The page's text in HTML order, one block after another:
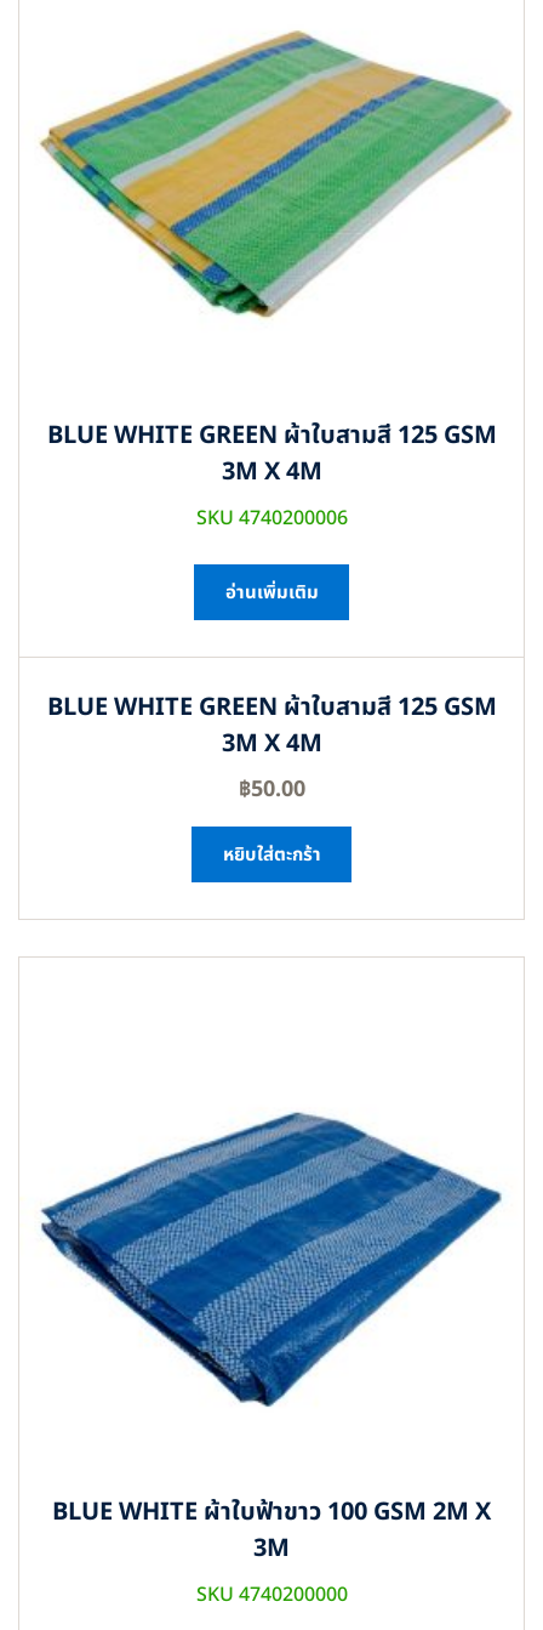
BLUE WHITE GREEN ผ้าใบสามสี 125 GSM
3M X 4M
SKU 4740200006
อ่านเพิ่มเติม
BLUE WHITE GREEN ผ้าใบสามสี 125 GSM
3M X 4M
฿50.00
หยิบใส่ตะกร้า
BLUE WHITE ผ้าใบฟ้าขาว 100 GSM 2M X
3M
SKU 4740200000